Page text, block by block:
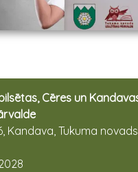
Cēres un
Kandava, Tukuma